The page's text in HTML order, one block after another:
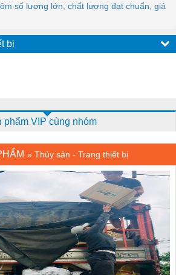
số lượng lớn, chất lượng đạt chuẩn, giá
bị
phẩm VIP cùng nhóm
» Thủy sản - Trang thiết bị